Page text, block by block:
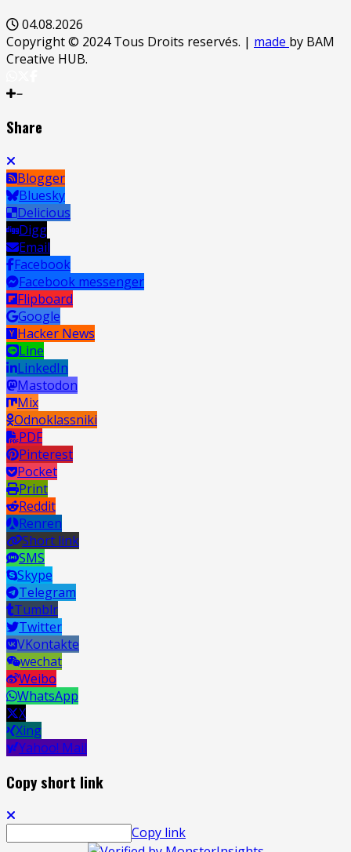
04.08.2026
Copyright © 2024 Tous Droits reservés. | made by BAM
Creative HUB.
Share
Blogger
Bluesky
Delicious
Digg
Email
Facebook
Facebook messenger
Flipboard
Google
Hacker News
Line
LinkedIn
Mastodon
Mix
Odnoklassniki
PDF
Pinterest
Pocket
Print
Reddit
Renren
Short link
SMS
Skype
Telegram
Tumblr
Twitter
VKontakte
wechat
Weibo
WhatsApp
X
Xing
Yahoo! Mail
Copy short link
Copy link